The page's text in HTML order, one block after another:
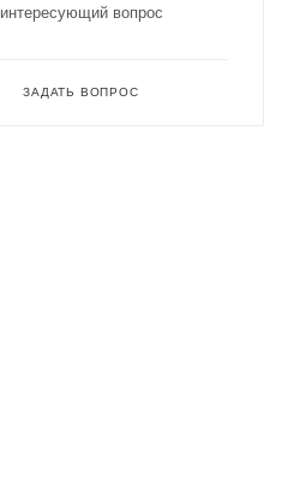
интересующий вопрос
ЗАДАТЬ ВОПРОС